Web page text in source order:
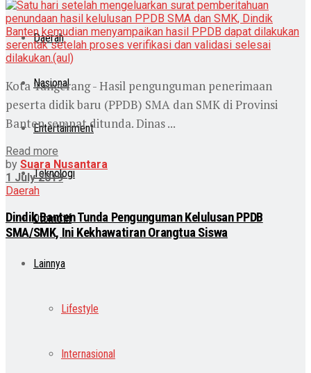
Daerah
Nasional
Entertainment
Teknologi
Otomotif
Lainnya
Lifestyle
Internasional
Kota Tangerang - Hasil pengunguman penerimaan
peserta didik baru (PPDB) SMA dan SMK di Provinsi
Banten sempat ditunda. Dinas ...
Read more
by Suara Nusantara
1 July 2019
Daerah
Dindik Banten Tunda Pengunguman Kelulusan PPDB
SMA/SMK, Ini Kekhawatiran Orangtua Siswa